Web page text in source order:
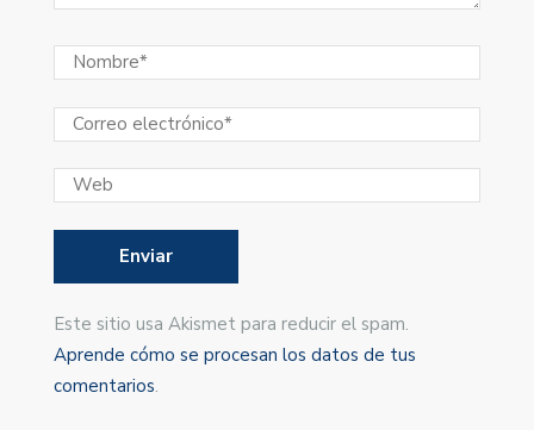
Este sitio usa Akismet para reducir el spam.
Aprende cómo se procesan los datos de tus
comentarios.